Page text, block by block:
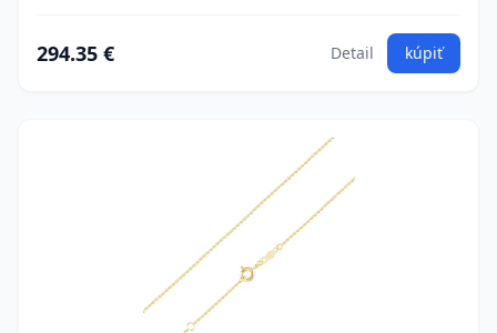
294.35 € Detail kúpiť